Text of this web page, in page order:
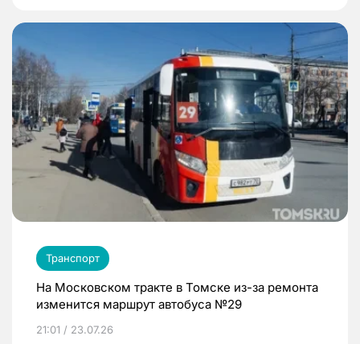
Транспорт
На Московском тракте в Томске из-за ремонта
изменится маршрут автобуса №29
21:01 / 23.07.26